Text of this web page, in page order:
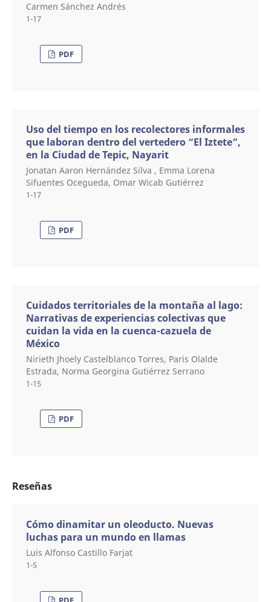
Carmen Sánchez Andrés
1-17
PDF
Uso del tiempo en los recolectores informales
que laboran dentro del vertedero “El Iztete”,
en la Ciudad de Tepic, Nayarit
Jonatan Aaron Hernández Silva , Emma Lorena
Sifuentes Ocegueda, Omar Wicab Gutiérrez
1-17
PDF
Cuidados territoriales de la montaña al lago:
Narrativas de experiencias colectivas que
cuidan la vida en la cuenca-cazuela de
México
Nirieth Jhoely Castelblanco Torres, Paris Olalde
Estrada, Norma Georgina Gutiérrez Serrano
1-15
PDF
Reseñas
Cómo dinamitar un oleoducto. Nuevas
luchas para un mundo en llamas
Luis Alfonso Castillo Farjat
1-5